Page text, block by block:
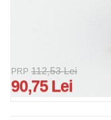
PRP 112,53 Lei
90,75 Lei